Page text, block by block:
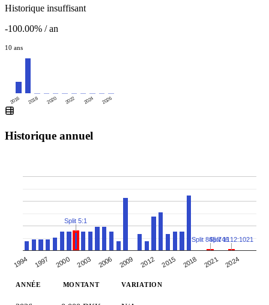
Historique insuffisant
-100.00% / an
10 ans
2016 2018 2020 2022 2024 2026
Historique annuel
1994 1997 2000 2003 2006 2009 2012 2015 2018 2021 2024
Split 5:1
Split 845:746Split 1112:1021
ANNÉE MONTANT VARIATION